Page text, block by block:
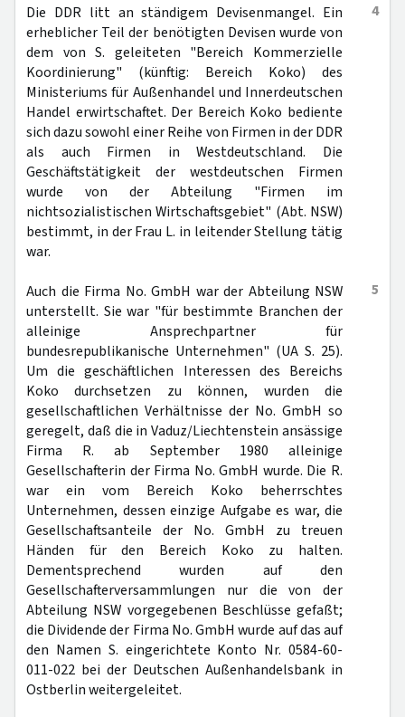
4
Die DDR litt an ständigem Devisenmangel. Ein
erheblicher Teil der benötigten Devisen wurde von
dem von S. geleiteten "Bereich Kommerzielle
Koordinierung" (künftig: Bereich Koko) des
Ministeriums für Außenhandel und Innerdeutschen
Handel erwirtschaftet. Der Bereich Koko bediente
sich dazu sowohl einer Reihe von Firmen in der DDR
als auch Firmen in Westdeutschland. Die
Geschäftstätigkeit der westdeutschen Firmen
wurde von der Abteilung "Firmen im
nichtsozialistischen Wirtschaftsgebiet" (Abt. NSW)
bestimmt, in der Frau L. in leitender Stellung tätig
war.
5
Auch die Firma No. GmbH war der Abteilung NSW
unterstellt. Sie war "für bestimmte Branchen der
alleinige Ansprechpartner für
bundesrepublikanische Unternehmen" (UA S. 25).
Um die geschäftlichen Interessen des Bereichs
Koko durchsetzen zu können, wurden die
gesellschaftlichen Verhältnisse der No. GmbH so
geregelt, daß die in Vaduz/Liechtenstein ansässige
Firma R. ab September 1980 alleinige
Gesellschafterin der Firma No. GmbH wurde. Die R.
war ein vom Bereich Koko beherrschtes
Unternehmen, dessen einzige Aufgabe es war, die
Gesellschaftsanteile der No. GmbH zu treuen
Händen für den Bereich Koko zu halten.
Dementsprechend wurden auf den
Gesellschafterversammlungen nur die von der
Abteilung NSW vorgegebenen Beschlüsse gefaßt;
die Dividende der Firma No. GmbH wurde auf das auf
den Namen S. eingerichtete Konto Nr. 0584-60-
011-022 bei der Deutschen Außenhandelsbank in
Ostberlin weitergeleitet.